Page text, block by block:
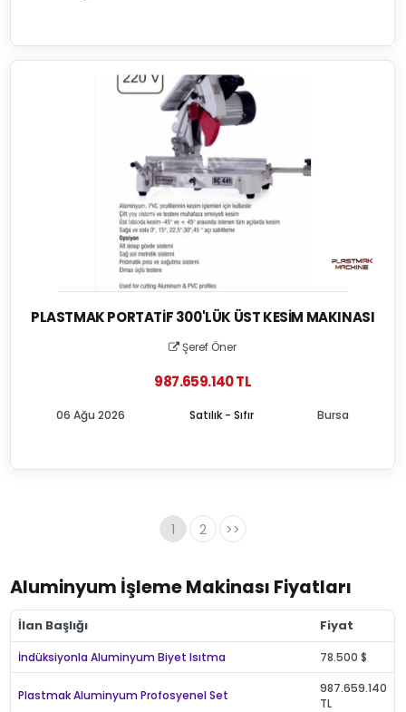
PLASTMAK PORTATIF 300'LÜK ÜST KESIM MAKINASI
Şeref Öner
987.659.140 TL
Satılık - Sıfır
06 Ağu 2026 Bursa
1 2 >>
Aluminyum İşleme Makinası Fiyatları
İlan Başlığı Fiyat
İndüksiyonla Aluminyum Biyet Isıtma 78.500 $
Plastmak Aluminyum Profosyenel Set
987.659.140
TL